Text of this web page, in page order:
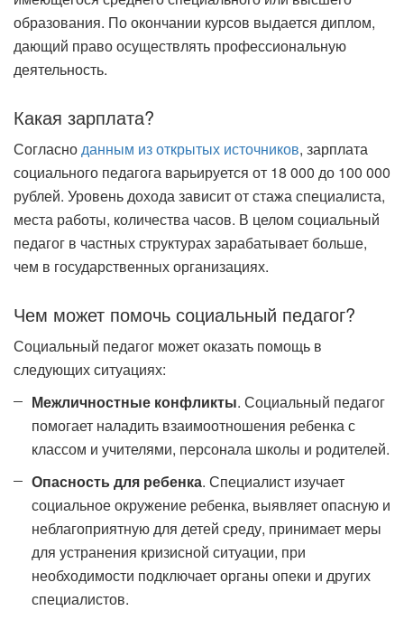
образования. По окончании курсов выдается диплом,
дающий право осуществлять профессиональную
деятельность.
Какая зарплата?
Согласноданным из открытых источников, зарплата
социального педагога варьируется от 18 000 до 100 000
рублей. Уровень дохода зависит от стажа специалиста,
места работы, количества часов. В целом социальный
педагог в частных структурах зарабатывает больше,
чем в государственных организациях.
Чем может помочь социальный педагог?
Социальный педагог может оказать помощь в
следующих ситуациях:
Межличностные конфликты. Социальный педагог
помогает наладить взаимоотношения ребенка с
классом и учителями, персонала школы и родителей.
Опасность для ребенка. Специалист изучает
социальное окружение ребенка, выявляет опасную и
неблагоприятную для детей среду, принимает меры
для устранения кризисной ситуации, при
необходимости подключает органы опеки и других
специалистов.